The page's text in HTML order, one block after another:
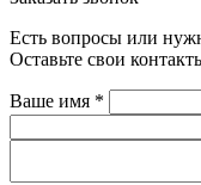
Есть вопросы или
Оставьте свои
Ваше имя *